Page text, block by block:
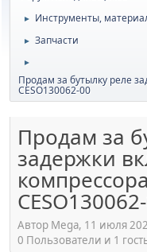
► Инструменты,
► Запчасти
►
Продам за бутылку реле
CESO130062-00
Продам за
задержки
Автор Mega, 11 июля
0 Пользователи и 1